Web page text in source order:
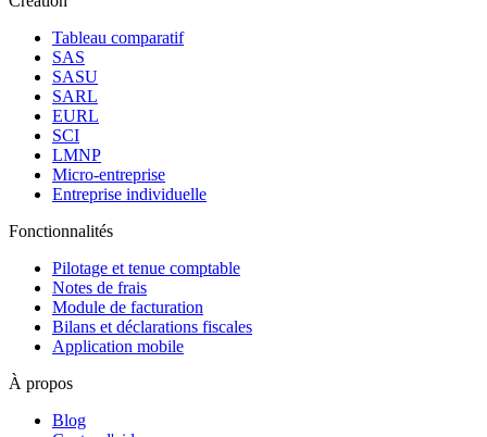
Tableau comparatif
SAS
SASU
SARL
EURL
SCI
LMNP
Micro-entreprise
Entreprise individuelle
Fonctionnalités
Pilotage et tenue comptable
Notes de frais
Module de facturation
Bilans et déclarations fiscales
Application mobile
À propos
Blog